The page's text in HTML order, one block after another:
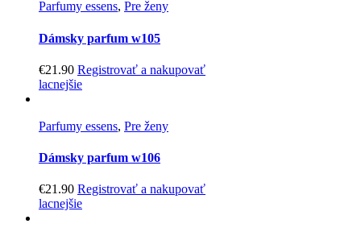
Parfumy essens, Pre ženy
Dámsky parfum w105
€21.90 Registrovať a nakupovať
lacnejšie
Parfumy essens, Pre ženy
Dámsky parfum w106
€21.90 Registrovať a nakupovať
lacnejšie